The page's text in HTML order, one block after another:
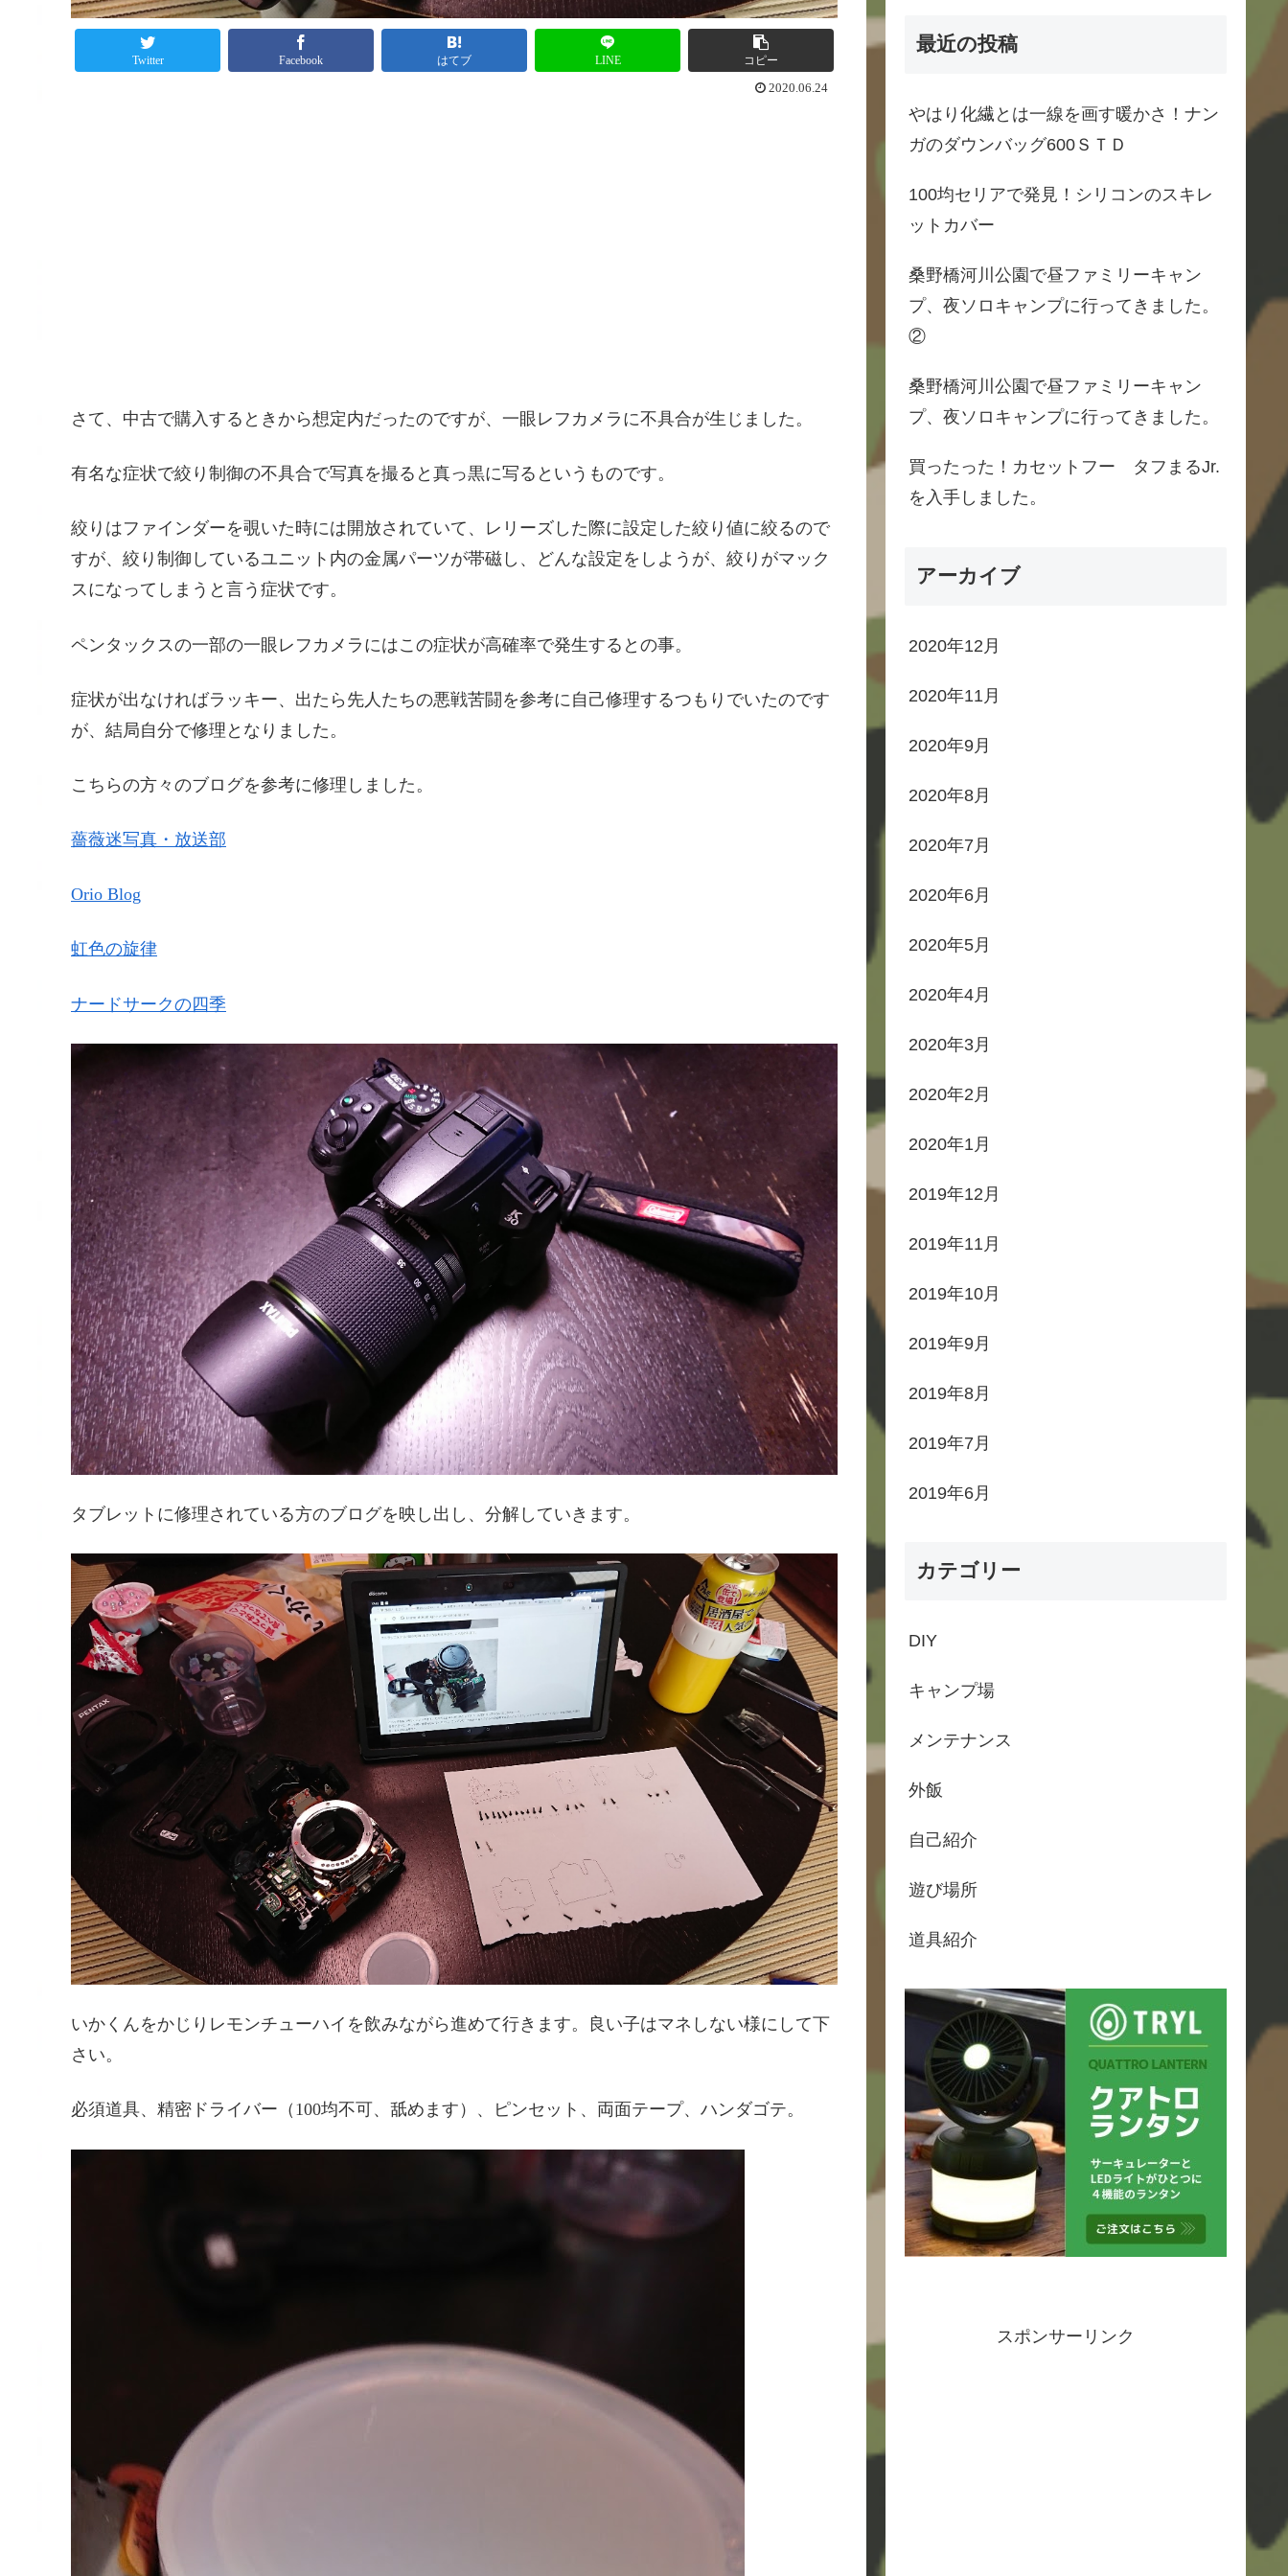
Twitter Facebook はてブ LINE コピー
2020.06.24
さて、中古で購入するときから想定内だったのですが、一眼レフカメラに不具合が生じました。
有名な症状で絞り制御の不具合で写真を撮ると真っ黒に写るというものです。
絞りはファインダーを覗いた時には開放されていて、レリーズした際に設定した絞り値に絞るので
すが、絞り制御しているユニット内の金属パーツが帯磁し、どんな設定をしようが、絞りがマック
スになってしまうと言う症状です。
ペンタックスの一部の一眼レフカメラにはこの症状が高確率で発生するとの事。
症状が出なければラッキー、出たら先人たちの悪戦苦闘を参考に自己修理するつもりでいたのです
が、結局自分で修理となりました。
こちらの方々のブログを参考に修理しました。
薔薇迷写真・放送部
Orio Blog
虹色の旋律
ナードサークの四季
タブレットに修理されている方のブログを映し出し、分解していきます。
いかくんをかじりレモンチューハイを飲みながら進めて行きます。良い子はマネしない様にして下
さい。
必須道具、精密ドライバー（100均不可、舐めます）、ピンセット、両面テープ、ハンダゴテ。
最近の投稿
やはり化繊とは一線を画す暖かさ！ナン
ガのダウンバッグ600ＳＴＤ
100均セリアで発見！シリコンのスキレ
ットカバー
桑野橋河川公園で昼ファミリーキャン
プ、夜ソロキャンプに行ってきました。
②
桑野橋河川公園で昼ファミリーキャン
プ、夜ソロキャンプに行ってきました。
買ったった！カセットフー タフまるJr.
を入手しました。
アーカイブ
2020年12月
2020年11月
2020年9月
2020年8月
2020年7月
2020年6月
2020年5月
2020年4月
2020年3月
2020年2月
2020年1月
2019年12月
2019年11月
2019年10月
2019年9月
2019年8月
2019年7月
2019年6月
カテゴリー
DIY
キャンプ場
メンテナンス
外飯
自己紹介
遊び場所
道具紹介
スポンサーリンク